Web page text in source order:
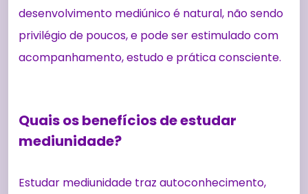
desenvolvimento mediúnico é natural, não sendo
privilégio de poucos, e pode ser estimulado com
acompanhamento, estudo e prática consciente.
Quais os benefícios de estudar
mediunidade?
Estudar mediunidade traz autoconhecimento,